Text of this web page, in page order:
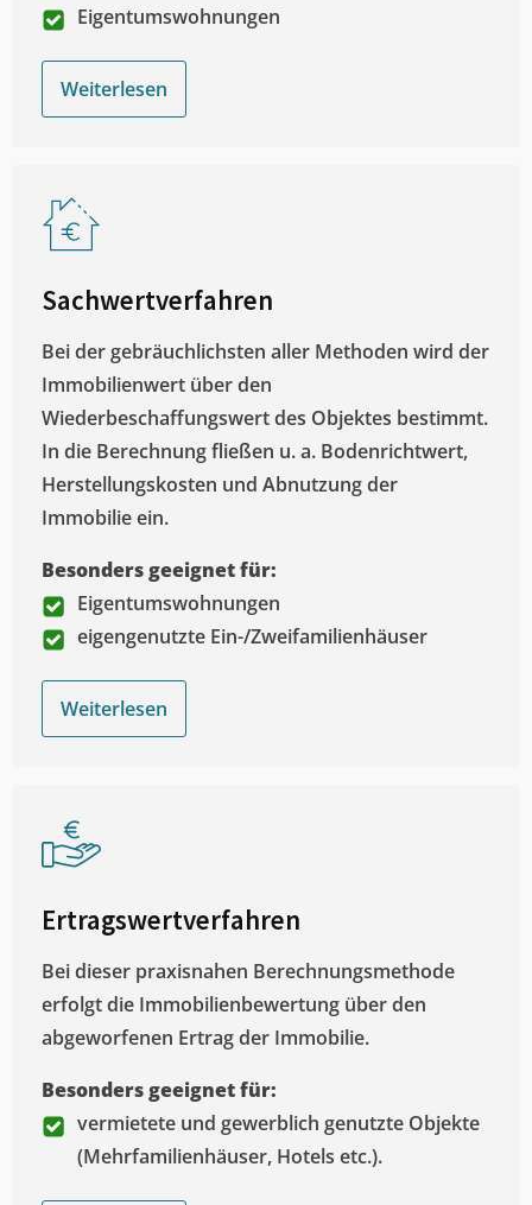
Eigentumswohnungen
Weiterlesen
Sachwertverfahren
Bei der gebräuchlichsten aller Methoden wird der
Immobilienwert über den
Wiederbeschaffungswert des Objektes bestimmt.
In die Berechnung fließen u. a. Bodenrichtwert,
Herstellungskosten und Abnutzung der
Immobilie ein.
Besonders geeignet für:
Eigentumswohnungen
eigengenutzte Ein-/Zweifamilienhäuser
Weiterlesen
Ertragswertverfahren
Bei dieser praxisnahen Berechnungsmethode
erfolgt die Immobilienbewertung über den
abgeworfenen Ertrag der Immobilie.
Besonders geeignet für:
vermietete und gewerblich genutzte Objekte
(Mehrfamilienhäuser, Hotels etc.).